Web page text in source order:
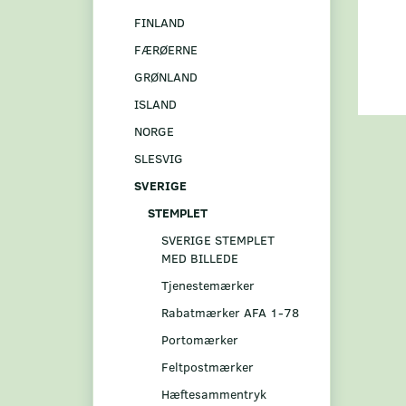
FINLAND
FÆRØERNE
GRØNLAND
ISLAND
NORGE
SLESVIG
SVERIGE
STEMPLET
SVERIGE STEMPLET
MED BILLEDE
Tjenestemærker
Rabatmærker AFA 1-78
Portomærker
Feltpostmærker
Hæftesammentryk